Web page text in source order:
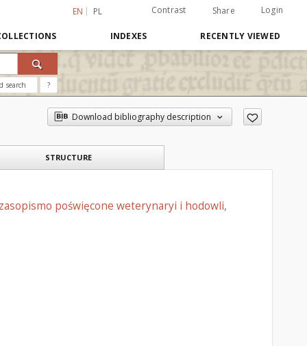
EN PL Contrast Share Login
INDEXES RECENTLY VIEWED
search ?
Download bibliography description
STRUCTURE
poświęcone weterynaryi i hodowli,